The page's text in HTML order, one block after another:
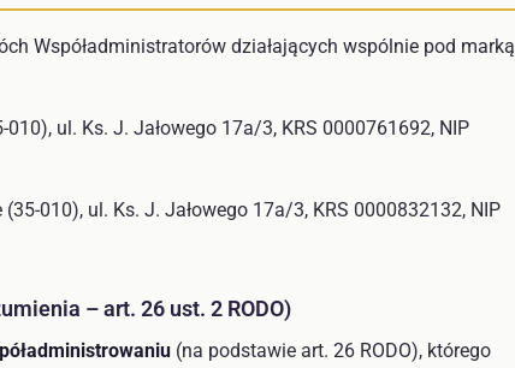
Współadministratorów działających wspólnie pod marką
ul. Ks. J. Jałowego 17a/3, KRS 0000761692, NIP
010), ul. Ks. J. Jałowego 17a/3, KRS 0000832132, NIP
– art. 26 ust. 2 RODO)
(na podstawie art. 26 RODO), którego